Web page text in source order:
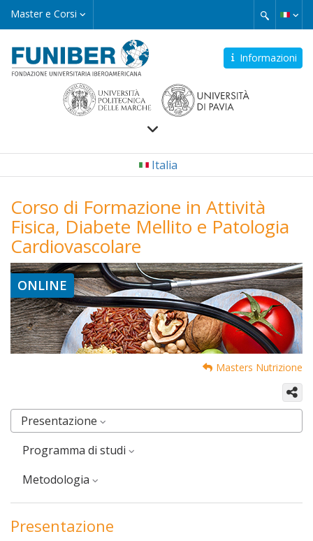
Salta
principale
Master e Corsi
Master
e
Informazioni
Navegación
Italia
Corso di Formazione in Attività
Fisica, Diabete Mellito e Patologia
Cardiovascolare
ONLINE
Masters Nutrizione
Presentazione
Programma di studi
Metodologia
Presentazione